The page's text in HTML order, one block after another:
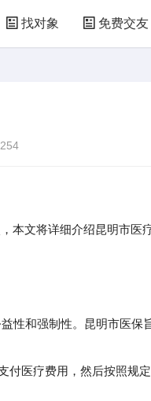
找对象 免费交友
254
本文将详细介绍昆明市医
性和强制性。昆明市医保
医疗费用，然后按照规定